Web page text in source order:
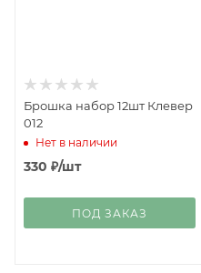
Брошка набор 12шт Клевер
012
Нет в наличии
330 ₽/шт
ПОД ЗАКАЗ